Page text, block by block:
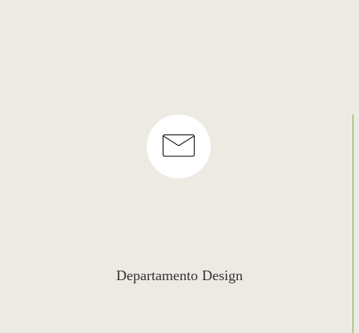
Departamento Design